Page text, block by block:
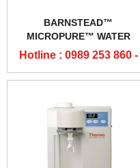
BARNSTEAD™
MICROPURE™ WATER
PURIFICATION SYSTEM -
BARNSTEAD
Hotline : 0989 253 860 -
0904 84 02 08